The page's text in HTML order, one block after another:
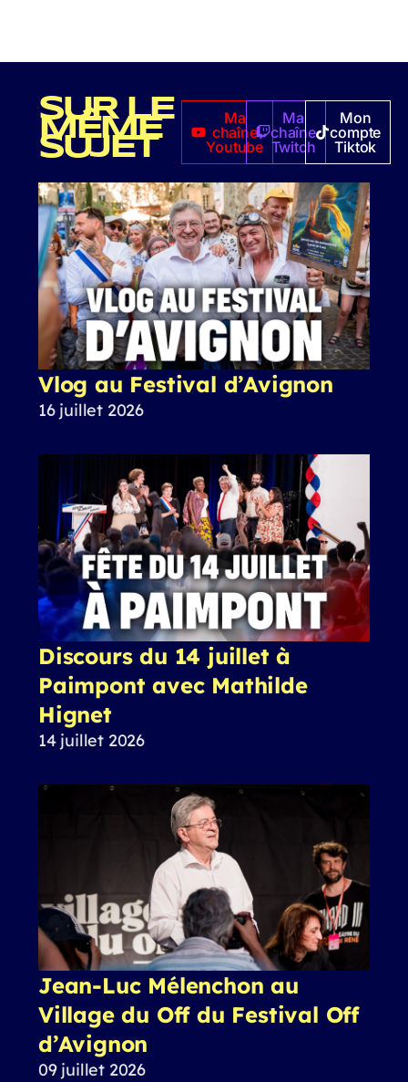
SUR LE
MÊME
SUJET
Ma
chaîne
Youtube
Ma
chaîne
Twitch
Mon
compte
Tiktok
Vlog au Festival d’Avignon
16 juillet 2026
Discours du 14 juillet à
Paimpont avec Mathilde
Hignet
14 juillet 2026
Jean-Luc Mélenchon au
Village du Off du Festival Off
d’Avignon
09 juillet 2026